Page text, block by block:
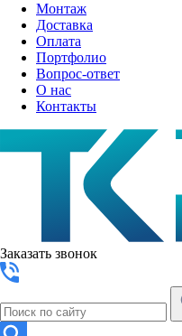
Монтаж
Доставка
Оплата
Портфолио
Вопрос-ответ
О нас
Контакты
Заказать звонок